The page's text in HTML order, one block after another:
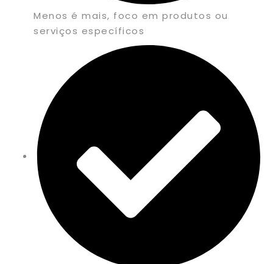
Menos é mais, foco em produtos ou
serviços específicos